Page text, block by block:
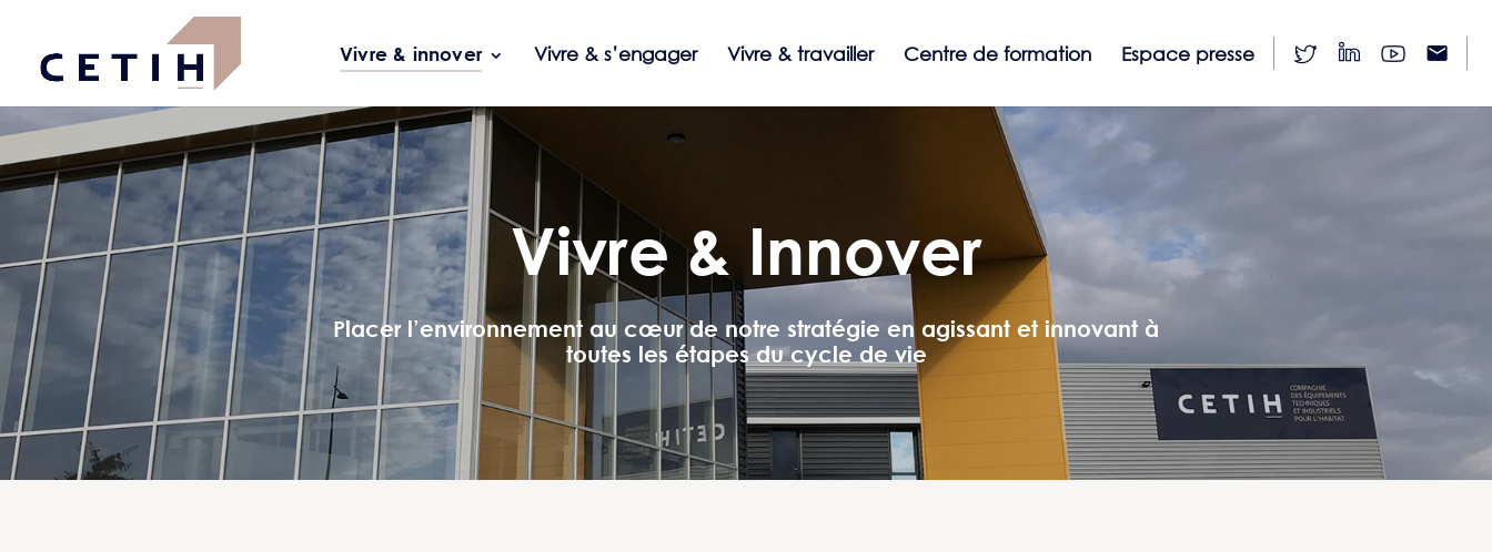
Vivre & innover Vivre & s’engager Vivre & travailler Centre de formation Espace presse
Vivre & Innover
Placer l’environnement au cœur de notre stratégie en agissant et innovant à
toutes les étapes du cycle de vie